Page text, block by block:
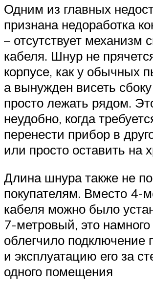
Одним из главных
признана недоработка
– отсутствует механизм
кабеля. Шнур не
корпусе, как у обычных
а вынужден висеть
просто лежать рядом.
неудобно, когда
перенести прибор в
или просто оставить на
Длина шнура также не
покупателям. Вместо 4-
кабеля можно было
7-метровый, это
облегчило подключение
и эксплуатацию его за
одного помещения